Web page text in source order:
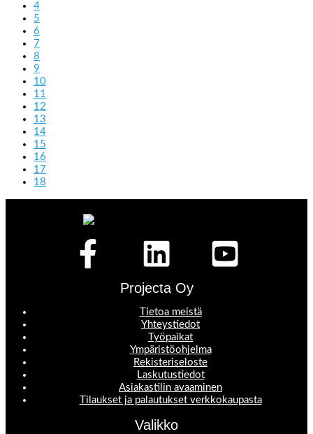
4
5
6
7
8
9
10
11
12
13
14
15
16
17
18
Projecta Oy
Tietoa meistä
Yhteystiedot
Työpaikat
Ympäristöohjelma
Rekisteriseloste
Laskutustiedot
Asiakastilin avaaminen
Tilaukset ja palautukset verkkokaupasta
Valikko